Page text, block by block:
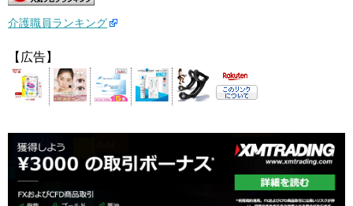
介護職員ランキング
【広告】